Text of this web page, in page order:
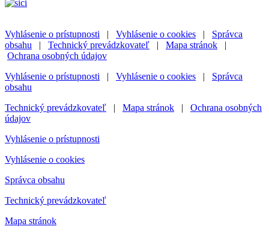
Vyhlásenie o prístupnosti | Vyhlásenie o cookies | Správca
obsahu | Technický prevádzkovateľ | Mapa stránok |
Ochrana osobných údajov
Vyhlásenie o prístupnosti | Vyhlásenie o cookies | Správca
obsahu
Technický prevádzkovateľ | Mapa stránok | Ochrana osobných
údajov
Vyhlásenie o prístupnosti
Vyhlásenie o cookies
Správca obsahu
Technický prevádzkovateľ
Mapa stránok